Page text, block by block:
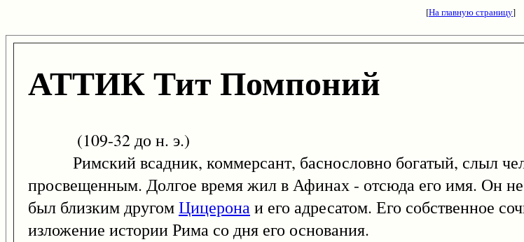
[На главную страницу]
АТТИК Тит Помпоний
(109-32 до н. э.)
Римский всадник, коммерсант, баснословно богатый, слыл
просвещенным. Долгое время жил в Афинах - отсюда его имя. Он
был близким другомЦицеронаи его адресатом. Его собственное
изложение истории Рима со дня его основания.